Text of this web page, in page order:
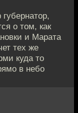
о том, как
и Марата
тех же
куда то
в небо